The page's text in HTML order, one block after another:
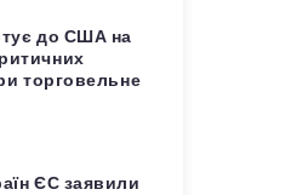
до США на
торговельне
ЄС заявили